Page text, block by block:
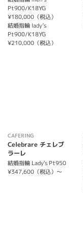
Pt900/K18YG
¥180,000（税込）
結婚指輪 lady’s
Pt900/K18YG
¥210,000（税込）
CAFERING
Celebrare チェレブ
ラーレ
結婚指輪 Lady's Pt950
¥347,600（税込）～